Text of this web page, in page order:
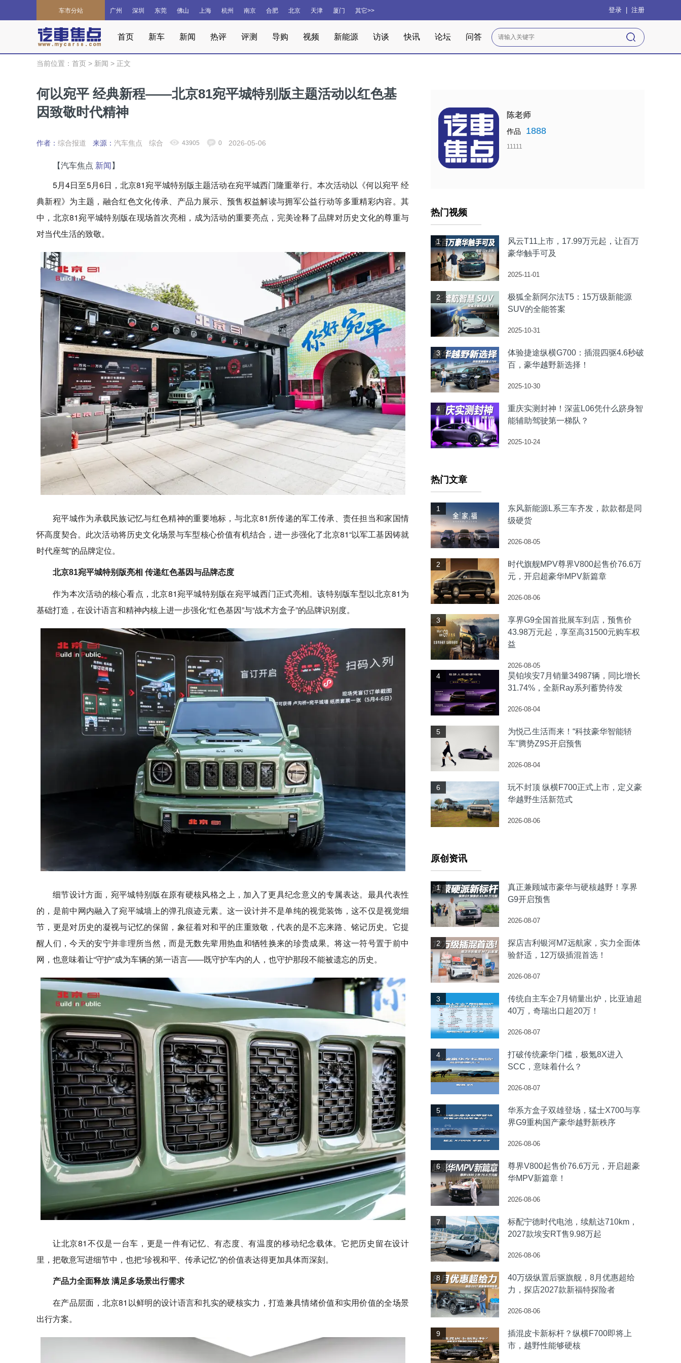
车市分站 广州 深圳 东莞 佛山 上海 杭州 南京 合肥 北京 天津 厦门 其它>> 登录 注册
首页 新车 新闻 热评 评测 导购 视频 新能源 访谈 快讯 论坛 问答
当前位置： 首页 > 新闻 > 正文
何以宛平 经典新程——北京81宛平城特别版主题活动以红色基
因致敬时代精神
作者： 综合报道 来源： 汽车焦点 综合 43905 0 2026-05-06
【汽车焦点 新闻 】
5月4日至5月6日，北京81宛平城特别版主题活动在宛平城西门隆重举行。本次活动以《何以宛平 经
典新程》为主题，融合红色文化传承、产品力展示、预售权益解读与拥军公益行动等多重精彩内容。其
中，北京81宛平城特别版在现场首次亮相，成为活动的重要亮点，完美诠释了品牌对历史文化的尊重与
对当代生活的致敬。
宛平城作为承载民族记忆与红色精神的重要地标，与北京81所传递的军工传承、责任担当和家国情
怀高度契合。此次活动将历史文化场景与车型核心价值有机结合，进一步强化了北京81“以军工基因铸就
时代座驾”的品牌定位。
北京81宛平城特别版亮相 传递红色基因与品牌态度
作为本次活动的核心看点，北京81宛平城特别版在宛平城西门正式亮相。该特别版车型以北京81为
基础打造，在设计语言和精神内核上进一步强化“红色基因”与“战术方盒子”的品牌识别度。
细节设计方面，宛平城特别版在原有硬核风格之上，加入了更具纪念意义的专属表达。最具代表性
的，是前中网内融入了宛平城墙上的弹孔痕迹元素。这一设计并不是单纯的视觉装饰，这不仅是视觉细
节，更是对历史的凝视与记忆的保留，象征着对和平的庄重致敬，代表的是不忘来路、铭记历史。它提
醒人们，今天的安宁并非理所当然，而是无数先辈用热血和牺牲换来的珍贵成果。将这一符号置于前中
网，也意味着让“守护”成为车辆的第一语言——既守护车内的人，也守护那段不能被遗忘的历史。
让北京81不仅是一台车，更是一件有记忆、有态度、有温度的移动纪念载体。它把历史留在设计
里，把敬意写进细节中，也把“珍视和平、传承记忆”的价值表达得更加具体而深刻。
产品力全面释放 满足多场景出行需求
在产品层面，北京81以鲜明的设计语言和扎实的硬核实力，打造兼具情绪价值和实用价值的全场景
出行方案。
陈老师
作品 1888
11111
热门视频
1
风云T11上市，17.99万元起，让百万
豪华触手可及
2025-11-01
2
极狐全新阿尔法T5：15万级新能源
SUV的全能答案
2025-10-31
3
体验捷途纵横G700：插混四驱4.6秒破
百，豪华越野新选择！
2025-10-30
4
重庆实测封神！深蓝L06凭什么跻身智
能辅助驾驶第一梯队？
2025-10-24
热门文章
1
东风新能源L系三车齐发，款款都是同
级硬货
2026-08-05
2
时代旗舰MPV尊界V800起售价76.6万
元，开启超豪华MPV新篇章
2026-08-06
3
享界G9全国首批展车到店，预售价
43.98万元起，享至高31500元购车权
益
2026-08-05
4
昊铂埃安7月销量34987辆，同比增长
31.74%，全新Ray系列蓄势待发
2026-08-04
5
为悦己生活而来！“科技豪华智能轿
车”腾势Z9S开启预售
2026-08-04
6
玩不封顶 纵横F700正式上市，定义豪
华越野生活新范式
2026-08-06
原创资讯
1
真正兼顾城市豪华与硬核越野！享界
G9开启预售
2026-08-07
2
探店吉利银河M7远航家，实力全面体
验舒适，12万级插混首选！
2026-08-07
3
传统自主车企7月销量出炉，比亚迪超
40万，奇瑞出口超20万！
2026-08-07
4
打破传统豪华门槛，极氪8X进入
SCC，意味着什么？
2026-08-07
5
华系方盒子双雄登场，猛士X700与享
界G9重构国产豪华越野新秩序
2026-08-06
6
尊界V800起售价76.6万元，开启超豪
华MPV新篇章！
2026-08-06
7
标配宁德时代电池，续航达710km，
2027款埃安RT售9.98万起
2026-08-06
8
40万级纵置后驱旗舰，8月优惠超给
力，探店2027款新福特探险者
2026-08-06
9
插混皮卡新标杆？纵横F700即将上
市，越野性能够硬核